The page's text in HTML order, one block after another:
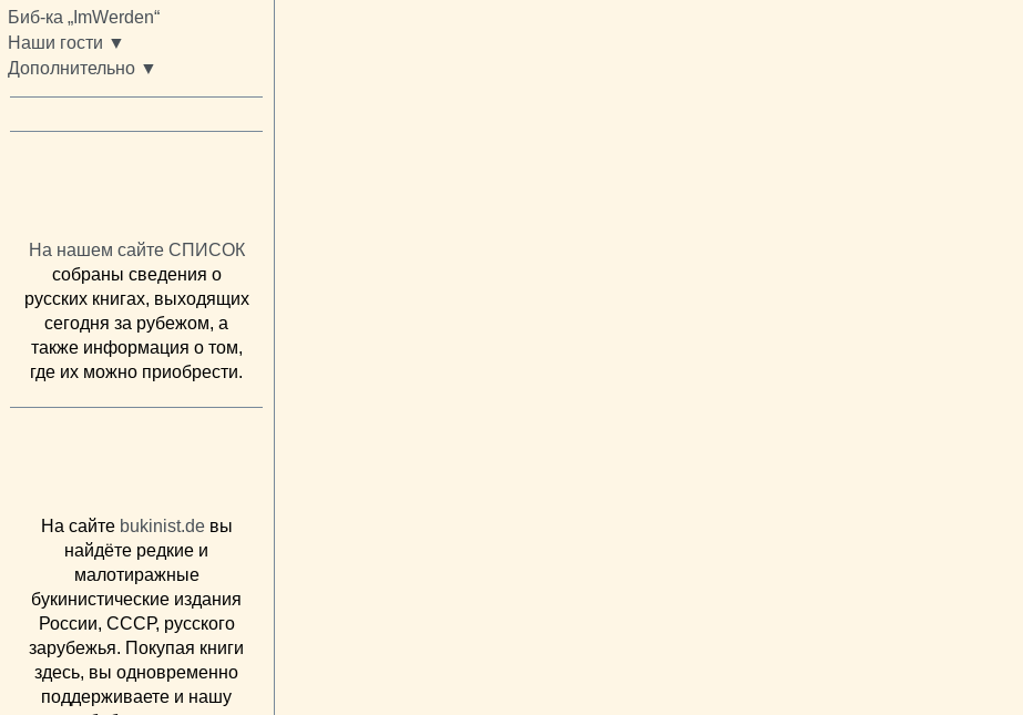
Биб-ка „ImWerden“
Наши гости ▼
Дополнительно ▼
На нашем сайте СПИСОК
собраны сведения о
русских книгах, выходящих
сегодня за рубежом, а
также информация о том,
где их можно приобрести.
На сайте bukinist.deвы
найдёте редкие и
малотиражные
букинистические издания
России, СССР, русского
зарубежья. Покупая книги
здесь, вы одновременно
поддерживаете и нашу